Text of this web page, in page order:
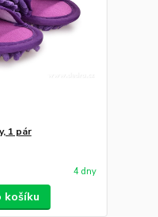
1 pár
4 dny
košíku